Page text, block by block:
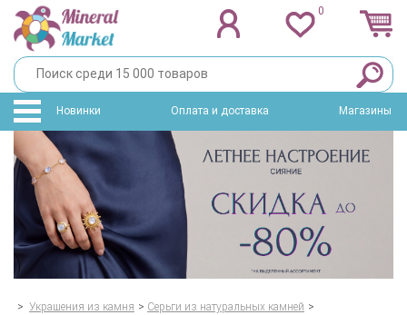
0
Новинки Оплата и доставка Магазины
> Украшения из камня > Серьги из натуральных камней >